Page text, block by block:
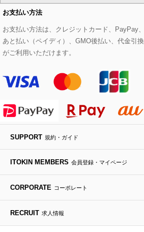
eur3
Maison de CINQ
MK MICHEL KLEIN BAG
HIROKO KOSHINO
その他のトップス
セットアップスカート
セットアップワンピース
モッズコート
ステンカラーコート
ライダースジャケット
デニムジャケット
ダウンジャケット・コート
帽子
ヘアアクセサリー
ハンカチ・バンダナ
手袋
チャーム・ストラップ
ブレスレット・バングル
ブローチ・コサージュ
ショルダーバッグ
ボストンバッグ
バックパック・リュック
ボディバッグ・メッセンジャーバ
トラベルバッグ
パンプス
スニーカー
フラットシューズ
ローファー
ドレスシューズ
すべてのアートフラワー
ローズ
カサブランカ・カラー
ラナンキュラス
ポプリアレンジ＆フレグランス
お支払い方法
お支払い方法は、クレジットカード、PayPay
あと払い（ペイディ）、GMO後払い、代金引換
がご利用いただけます。
SUPPORT 規約・ガイド
ITOKIN MEMBERS 会員登録・マイページ
CORPORATE コーポレート
RECRUIT 求人情報